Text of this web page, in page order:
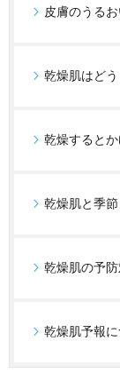
皮膚のうる
乾燥肌はど
乾燥すると
乾燥肌と季
乾燥肌の予
乾燥肌予報